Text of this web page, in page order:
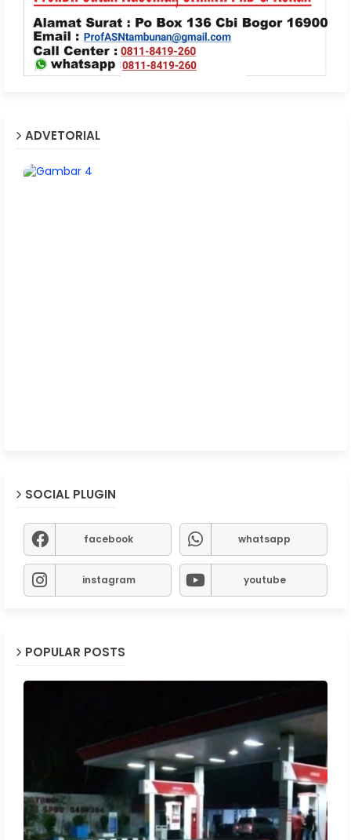
ADVETORIAL
SOCIAL PLUGIN
facebook whatsapp
instagram youtube
POPULAR POSTS